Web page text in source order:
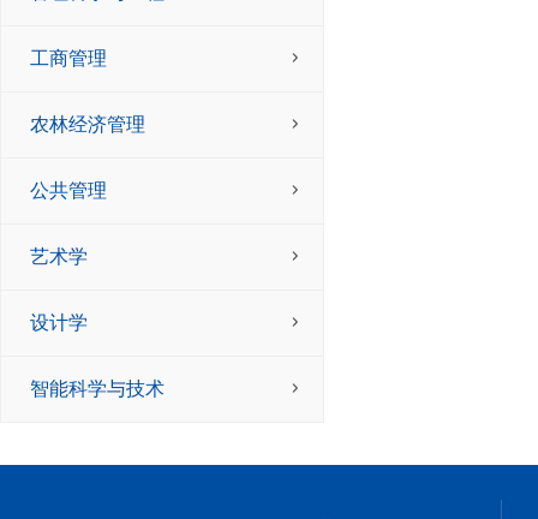
工商管理
农林经济管理
公共管理
艺术学
设计学
智能科学与技术